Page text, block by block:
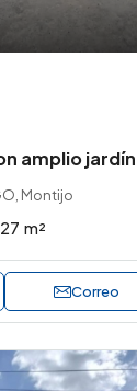
amplio jardín
Montijo
m²
Correo